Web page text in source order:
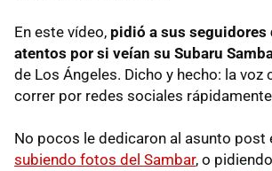
En este vídeo, pidió a sus seguidores
atentos por si veían su Subaru
de Los Ángeles. Dicho y hecho: la voz
correr por redes sociales
No pocos le dedicaron al asunto post
subiendo fotos del Sambar, o